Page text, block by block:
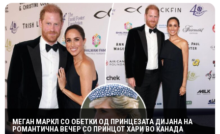
МЕГАН МАРКЛ СО ОБЕТКИ ОД ПРИНЦЕЗАТА ДИЈАНА НА
РОМАНТИЧНА ВЕЧЕР СО ПРИНЦОТ ХАРИ ВО КАНАДА